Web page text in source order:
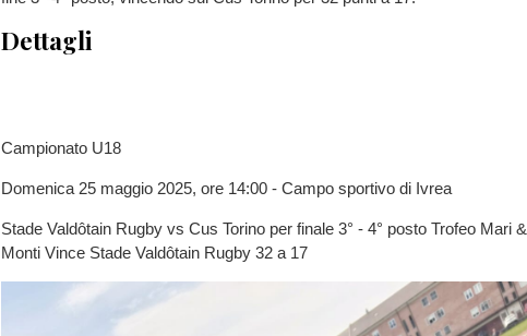
Dettagli
Campionato U18
Domenica 25 maggio 2025, ore 14:00 - Campo sportivo di Ivrea
Stade Valdôtain Rugby vs Cus Torino per finale 3° - 4° posto Trofeo Mari &
Monti Vince Stade Valdôtain Rugby 32 a 17